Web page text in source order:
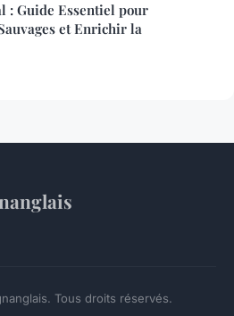
: Guide Essentiel pour
et Enrichir la
Tous droits réservés.